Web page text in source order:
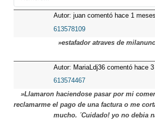
Autor: juan comentó hace 1 meses
613578109
»estafador atraves de
Autor: MariaLdj36 comentó hace 3
meses
613574467
»Llamaron haciendose pasar por mi
reclamarme el pago de una factura o me
mucho. ´Cuidado! yo no debia